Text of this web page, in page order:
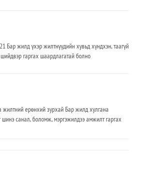
Бар жилд үхэр жилтнүүдийн хувьд хүндхэн, таагүй
гаргах шаардлагатай болно
жилтний ерөнхий зурхай Бар жилд хулгана
санал, боломж, мэргэжилдээ амжилт гаргах